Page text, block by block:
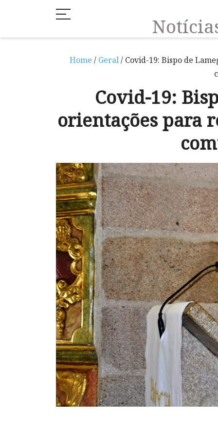
Home / Geral/ Covid-19: Bispo de
Covid-19:
orientações para